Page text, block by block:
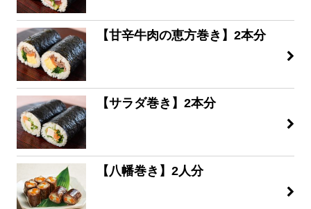
【甘辛牛肉の恵方巻き】2本分
【サラダ巻き】2本分
【八幡巻き】2人分